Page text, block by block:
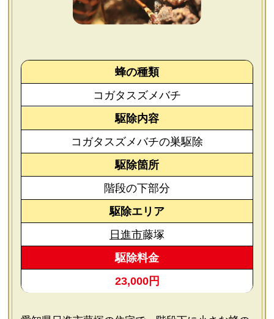
蜂の種類
コガタスズメバチ
駆除内容
コガタスズメバチの巣駆除
駆除箇所
階段の下部分
駆除エリア
日進市藤塚
駆除料金
23,000円